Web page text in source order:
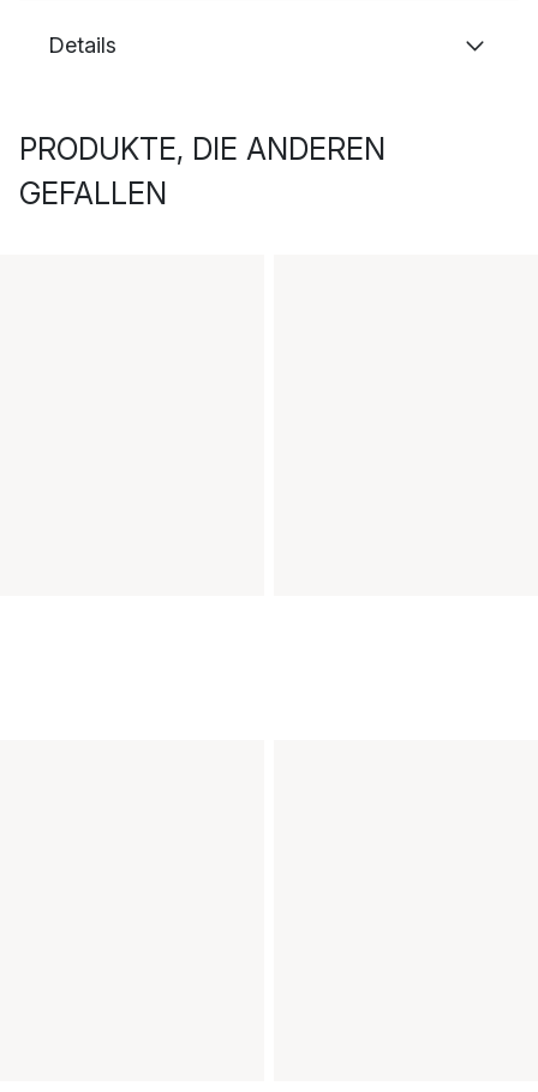
Details
PRODUKTE, DIE ANDEREN
GEFALLEN